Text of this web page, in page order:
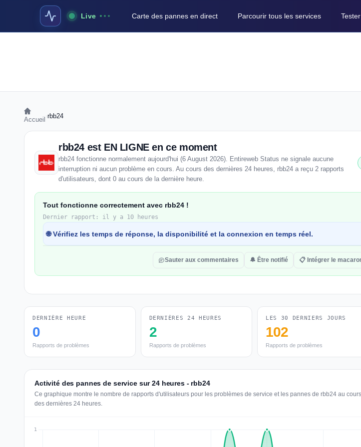
Live Carte des pannes en direct Parcourir tous les services
Accueil rbb24
rbb24 est EN LIGNE en ce moment
rbb24 fonctionne normalement aujourd'hui (6 August 2026). Entireweb Status ne signale aucune
interruption ni aucun problème en cours. Au cours des dernières 24 heures, rbb24 a reçu 2 rapports
d'utilisateurs, dont 0 au cours de la dernière heure.
Tout fonctionne correctement avec rbb24 !
Dernier rapport: il y a 10 heures
🌐 Vérifiez les temps de réponse, la disponibilité et la connexion en temps réel.
Sauter aux commentaires 🔔 Être notifié 📋 Intégrer le
DERNIÈRE HEURE
0
Rapports de problèmes
DERNIÈRES 24 HEURES
2
Rapports de problèmes
LES 30 DERNIERS JOURS
102
Rapports de problèmes
Activité des pannes de service sur 24 heures - rbb24
Ce graphique montre le nombre de rapports d'utilisateurs pour les problèmes de service et les pannes de rbb24 au cours
des dernières 24 heures.